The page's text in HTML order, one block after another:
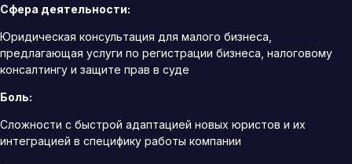
Сфера деятельности:
Юридическая консультация для малого бизнеса,
предлагающая услуги по регистрации бизнеса, налоговому
консалтингу и защите прав в суде
Боль:
Сложности с быстрой адаптацией новых юристов и их
интеграцией в специфику работы компании